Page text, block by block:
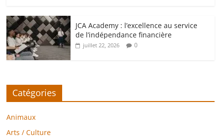
JCA Academy : l’excellence au service
de l’indépendance financière
juillet 22, 2026 0
Catégories
Animaux
Arts / Culture